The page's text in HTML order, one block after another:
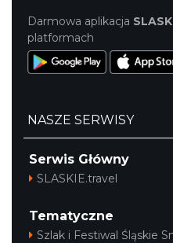
Darmowa aplikacja
platformach
NASZE SERWISY
Serwis Główny
SLASKIE.travel
Tematyczne
Szlak i Festiwal Śląskie